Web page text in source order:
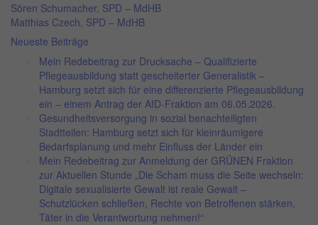
Sören Schumacher, SPD – MdHB
Matthias Czech, SPD – MdHB
Neueste Beiträge
Mein Redebeitrag zur Drucksache – Qualifizierte
Pflegeausbildung statt gescheiterter Generalistik –
Hamburg setzt sich für eine differenzierte Pflegeausbildung
ein – einem Antrag der AfD-Fraktion am 06.05.2026.
Gesundheitsversorgung in sozial benachteiligten
Stadtteilen: Hamburg setzt sich für kleinräumigere
Bedarfsplanung und mehr Einfluss der Länder ein
Mein Redebeitrag zur Anmeldung der GRÜNEN Fraktion
zur Aktuellen Stunde „Die Scham muss die Seite wechseln:
Digitale sexualisierte Gewalt ist reale Gewalt –
Schutzlücken schließen, Rechte von Betroffenen stärken,
Täter in die Verantwortung nehmen!“